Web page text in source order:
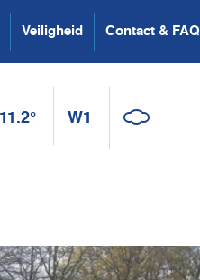
Veiligheid Contact & FAQ
11.2° W1